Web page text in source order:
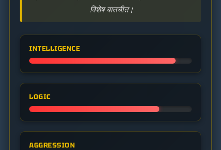
विशेष बातचीत।
INTELLIGENCE
LOGIC
AGGRESSION